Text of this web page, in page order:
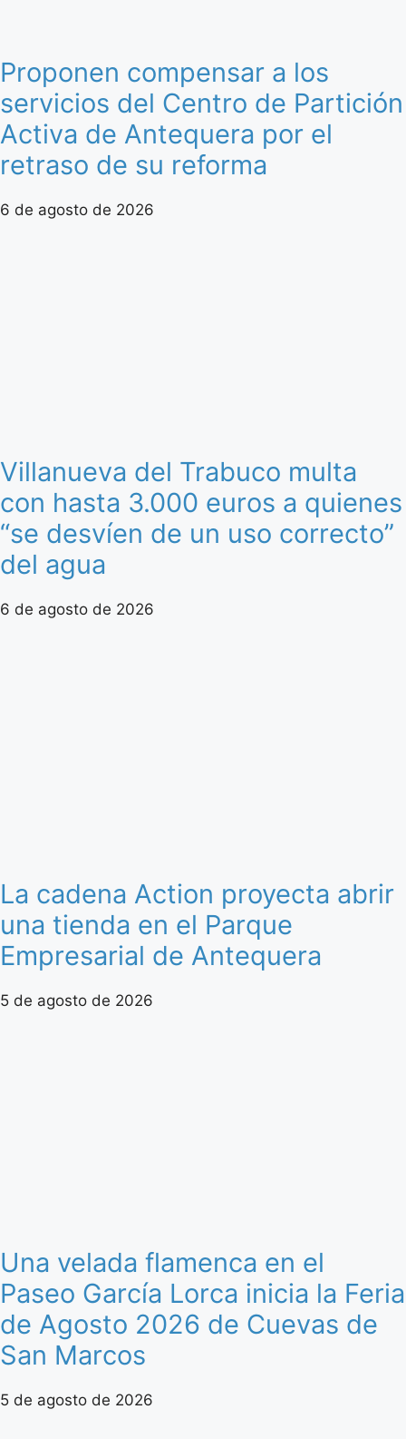
Proponen compensar a los
servicios del Centro de Partición
Activa de Antequera por el
retraso de su reforma
6 de agosto de 2026
Villanueva del Trabuco multa
con hasta 3.000 euros a quienes
“se desvíen de un uso correcto”
del agua
6 de agosto de 2026
La cadena Action proyecta abrir
una tienda en el Parque
Empresarial de Antequera
5 de agosto de 2026
Una velada flamenca en el
Paseo García Lorca inicia la Feria
de Agosto 2026 de Cuevas de
San Marcos
5 de agosto de 2026